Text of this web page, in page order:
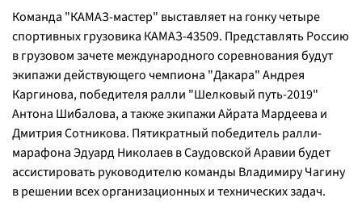
Команда "КАМАЗ-мастер" выставляет на гонку четыре
спортивных грузовика КАМАЗ-43509. Представлять Россию
в грузовом зачете международного соревнования будут
экипажи действующего чемпиона "Дакара" Андрея
Каргинова, победителя ралли "Шелковый путь-2019"
Антона Шибалова, а также экипажи Айрата Мардеева и
Дмитрия Сотникова. Пятикратный победитель ралли-
марафона Эдуард Николаев в Саудовской Аравии будет
ассистировать руководителю команды Владимиру Чагину
в решении всех организационных и технических задач.